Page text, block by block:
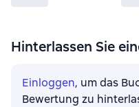
Hinterlassen Sie
Einloggen, um das
Bewertung zu